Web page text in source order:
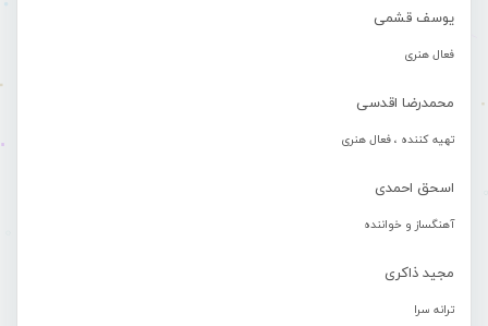
یوسف قشمی
فعال هنری
محمدرضا اقدسی
تهیه کننده ، فعال هنری
اسحق احمدی
آهنگساز و خواننده
مجید ذاکری
ترانه سرا